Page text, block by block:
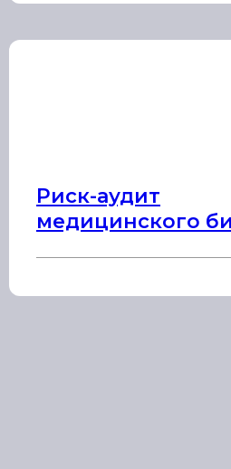
Риск-аудит
медицинского